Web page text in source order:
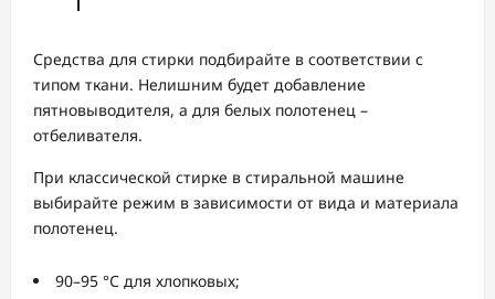
Средства для стирки подбирайте в соответствии с
типом ткани. Нелишним будет добавление
пятновыводителя, а для белых полотенец –
отбеливателя.
При классической стирке в стиральной машине
выбирайте режим в зависимости от вида и материала
полотенец.
90–95 °C для хлопковых;